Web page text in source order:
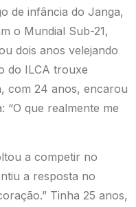
de infância do Janga,
o Mundial Sub-21,
dois anos velejando
do ILCA trouxe
com 24 anos, encarou
“O que realmente me
a competir no
a resposta no
Tinha 25 anos,